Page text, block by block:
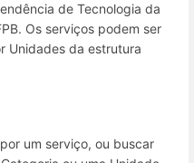
de Tecnologia da
Os serviços podem ser
Unidades da estrutura
um serviço, ou buscar